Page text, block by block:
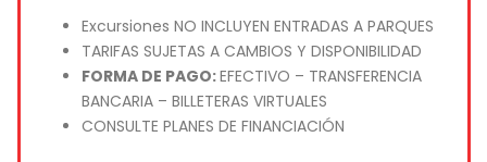
Excursiones NO INCLUYEN ENTRADAS A PARQUES
TARIFAS SUJETAS A CAMBIOS Y DISPONIBILIDAD
FORMA DE PAGO:EFECTIVO – TRANSFERENCIA
BANCARIA – BILLETERAS VIRTUALES
CONSULTE PLANES DE FINANCIACIÓN